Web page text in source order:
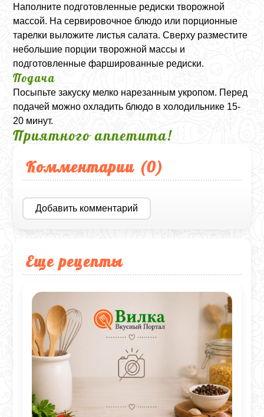
Наполните подготовленные редиски творожной
массой. На сервировочное блюдо или порционные
тарелки выложите листья салата. Сверху разместите
небольшие порции творожной массы и
подготовленные фаршированные редиски.
Подача
Посыпьте закуску мелко нарезанным укропом. Перед
подачей можно охладить блюдо в холодильнике 15-
20 минут.
Приятного аппетита!
Комментарии (0)
Добавить комментарий
Еще рецепты